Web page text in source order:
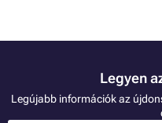
Legyen
Legújabb információk az